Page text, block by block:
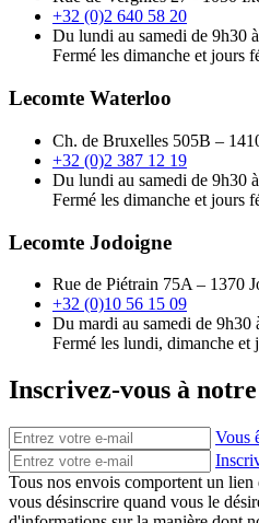
+32 (0)2 640 58 20
Du lundi au samedi de 9h30
Fermé les dimanche et jours
Lecomte Waterloo
Ch. de Bruxelles 505B –
+32 (0)2 387 12 19
Du lundi au samedi de 9h30
Fermé les dimanche et jours
Lecomte Jodoigne
Rue de Piétrain 75A – 1370
+32 (0)10 56 15 09
Du mardi au samedi de 9h30
Fermé les lundi, dimanche et
Inscrivez-vous à
Vous
Tous nos envois comportent un
vous désinscrire quand vous le